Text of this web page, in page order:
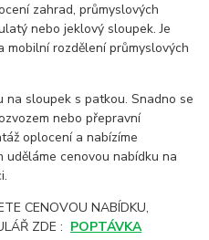
zahrad, průmyslových
nebo jeklový sloupek. Je
rozdělení průmyslových
sloupek s patkou. Snadno se
nebo přepravní
oplocení a nabízíme
cenovou nabídku na
CENOVOU NABÍDKU,
ZDE : POPTÁVKA